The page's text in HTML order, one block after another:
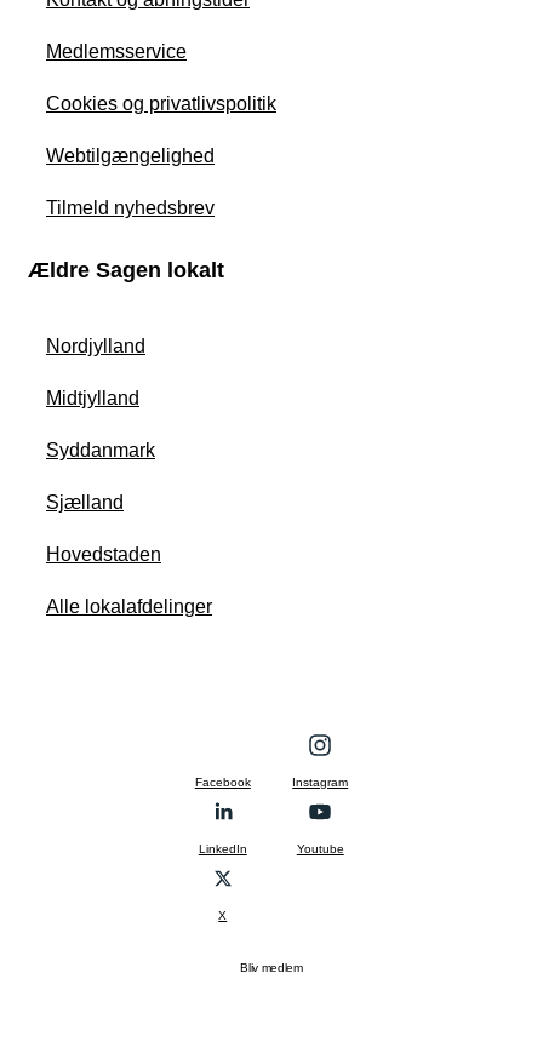
Medlemsservice
Cookies og privatlivspolitik
Webtilgængelighed
Tilmeld nyhedsbrev
Ældre Sagen lokalt
Nordjylland
Midtjylland
Syddanmark
Sjælland
Hovedstaden
Alle lokalafdelinger
Facebook Instagram
LinkedIn Youtube
X
Bliv medlem